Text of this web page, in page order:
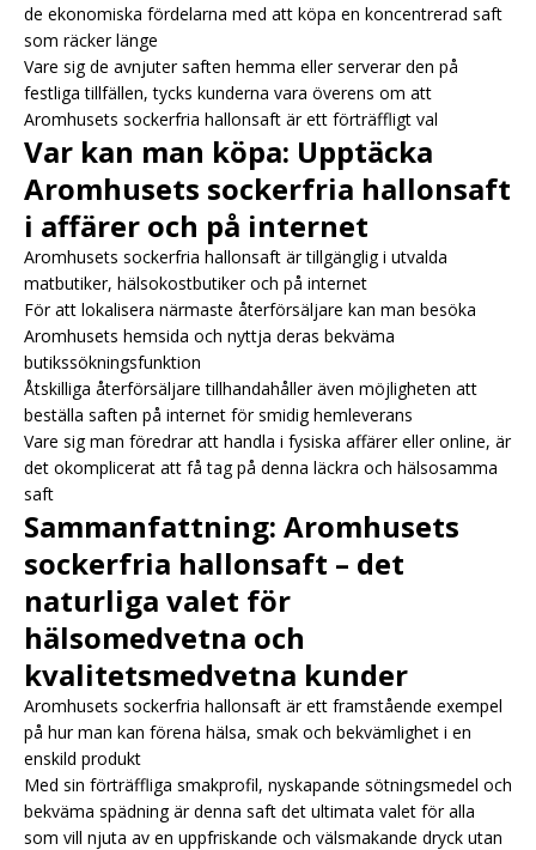
de ekonomiska fördelarna med att köpa en koncentrerad saft
som räcker länge
Vare sig de avnjuter saften hemma eller serverar den på
festliga tillfällen, tycks kunderna vara överens om att
Aromhusets sockerfria hallonsaft är ett förträffligt val
Var kan man köpa: Upptäcka
Aromhusets sockerfria hallonsaft
i affärer och på internet
Aromhusets sockerfria hallonsaft är tillgänglig i utvalda
matbutiker, hälsokostbutiker och på internet
För att lokalisera närmaste återförsäljare kan man besöka
Aromhusets hemsida och nyttja deras bekväma
butikssökningsfunktion
Åtskilliga återförsäljare tillhandahåller även möjligheten att
beställa saften på internet för smidig hemleverans
Vare sig man föredrar att handla i fysiska affärer eller online, är
det okomplicerat att få tag på denna läckra och hälsosamma
saft
Sammanfattning: Aromhusets
sockerfria hallonsaft – det
naturliga valet för
hälsomedvetna och
kvalitetsmedvetna kunder
Aromhusets sockerfria hallonsaft är ett framstående exempel
på hur man kan förena hälsa, smak och bekvämlighet i en
enskild produkt
Med sin förträffliga smakprofil, nyskapande sötningsmedel och
bekväma spädning är denna saft det ultimata valet för alla
som vill njuta av en uppfriskande och välsmakande dryck utan